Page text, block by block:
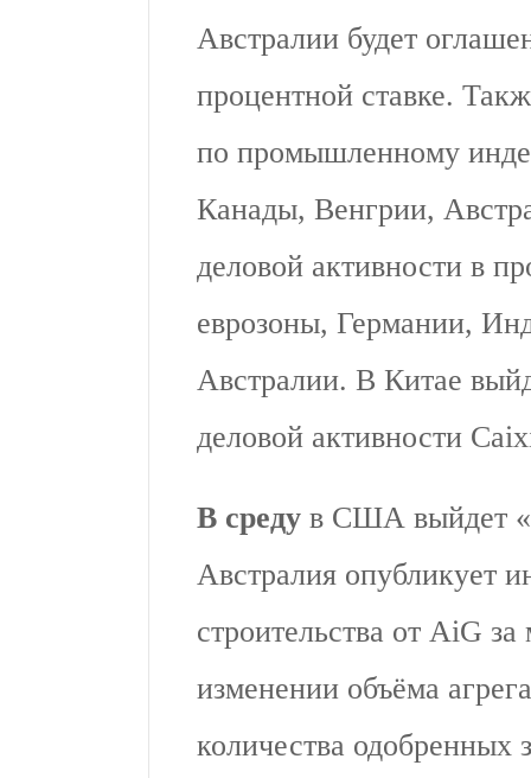
Австралии будет
процентной ставке.
по промышленному
Канады, Венгрии,
деловой активности в
еврозоны, Германии,
Австралии. В Китае
деловой активности
В среду в США выйдет
Австралия опубликует
строительства от AiG
изменении объёма
количества одобренных